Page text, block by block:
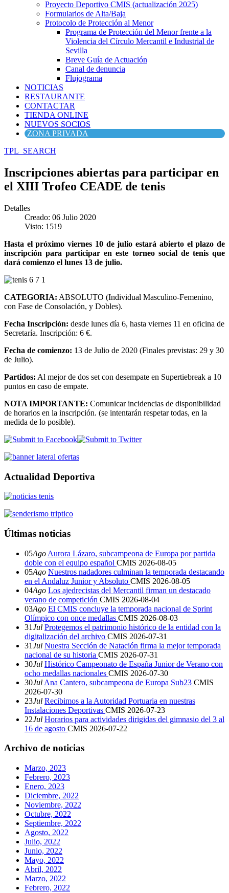
Proyecto Deportivo CMIS (actualización 2025)
Formularios de Alta/Baja
Protocolo de Protección al Menor
Programa de Protección del Menor frente a la
Violencia del Círculo Mercantil e Industrial de
Sevilla
Breve Guía de Actuación
Canal de denuncia
Flujograma
NOTICIAS
RESTAURANTE
CONTACTAR
TIENDA ONLINE
NUEVOS SOCIOS
ZONA PRIVADA
TPL_SEARCH
Inscripciones abiertas para participar en
el XIII Trofeo CEADE de tenis
Detalles
Creado: 06 Julio 2020
Visto: 1519
Hasta el próximo viernes 10 de julio estará abierto el plazo de
inscripción para participar en este torneo social de tenis que
dará comienzo el lunes 13 de julio.
CATEGORIA: ABSOLUTO (Individual Masculino-Femenino,
con Fase de Consolación, y Dobles).
Fecha Inscripción: desde lunes día 6, hasta viernes 11 en oficina de
Secretaría. Inscripción: 6 €.
Fecha de comienzo: 13 de Julio de 2020 (Finales previstas: 29 y 30
de Julio).
Partidos: Al mejor de dos set con desempate en Supertiebreak a 10
puntos en caso de empate.
NOTA IMPORTANTE: Comunicar incidencias de disponibilidad
de horarios en la inscripción. (se intentarán respetar todas, en la
medida de lo posible).
Actualidad Deportiva
Últimas noticias
05Ago Aurora Lázaro, subcampeona de Europa por partida
doble con el equipo español CMIS 2026-08-05
05Ago Nuestros nadadores culminan la temporada destacando
en el Andaluz Junior y Absoluto CMIS 2026-08-05
04Ago Los ajedrecistas del Mercantil firman un destacado
verano de competición CMIS 2026-08-04
03Ago El CMIS concluye la temporada nacional de Sprint
Olímpico con once medallas CMIS 2026-08-03
31Jul Protegemos el patrimonio histórico de la entidad con la
digitalización del archivo CMIS 2026-07-31
31Jul Nuestra Sección de Natación firma la mejor temporada
nacional de su historia CMIS 2026-07-31
30Jul Histórico Campeonato de España Junior de Verano con
ocho medallas nacionales CMIS 2026-07-30
30Jul Ana Cantero, subcampeona de Europa Sub23 CMIS
2026-07-30
23Jul Recibimos a la Autoridad Portuaria en nuestras
Instalaciones Deportivas CMIS 2026-07-23
22Jul Horarios para actividades dirigidas del gimnasio del 3 al
16 de agosto CMIS 2026-07-22
Archivo de noticias
Marzo, 2023
Febrero, 2023
Enero, 2023
Diciembre, 2022
Noviembre, 2022
Octubre, 2022
Septiembre, 2022
Agosto, 2022
Julio, 2022
Junio, 2022
Mayo, 2022
Abril, 2022
Marzo, 2022
Febrero, 2022